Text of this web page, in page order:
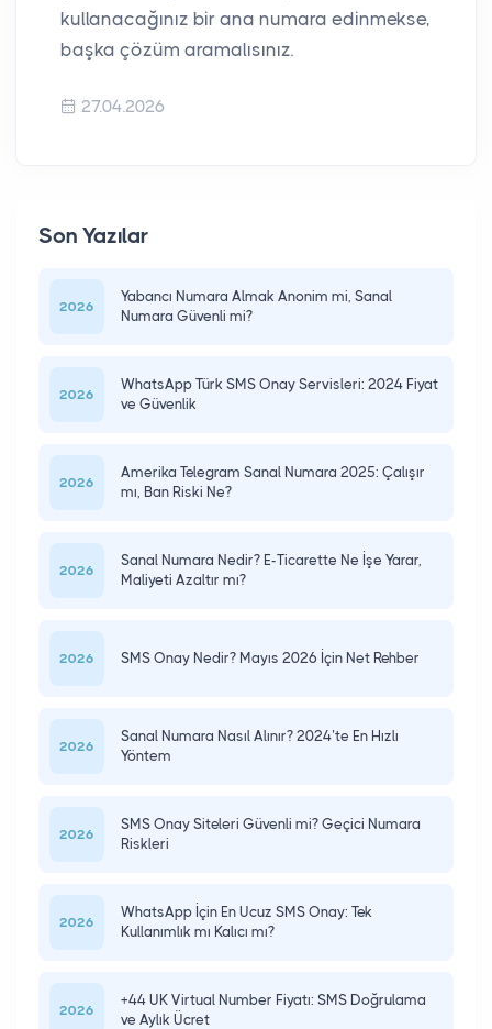
kullanacağınız bir ana numara edinmekse,
başka çözüm aramalısınız.
27.04.2026
Son Yazılar
2026
Yabancı Numara Almak Anonim mi, Sanal
Numara Güvenli mi?
2026
WhatsApp Türk SMS Onay Servisleri: 2024 Fiyat
ve Güvenlik
2026
Amerika Telegram Sanal Numara 2025: Çalışır
mı, Ban Riski Ne?
2026
Sanal Numara Nedir? E-Ticarette Ne İşe Yarar,
Maliyeti Azaltır mı?
2026 SMS Onay Nedir? Mayıs 2026 İçin Net Rehber
2026
Sanal Numara Nasıl Alınır? 2024’te En Hızlı
Yöntem
2026
SMS Onay Siteleri Güvenli mi? Geçici Numara
Riskleri
2026
WhatsApp İçin En Ucuz SMS Onay: Tek
Kullanımlık mı Kalıcı mı?
2026
+44 UK Virtual Number Fiyatı: SMS Doğrulama
ve Aylık Ücret